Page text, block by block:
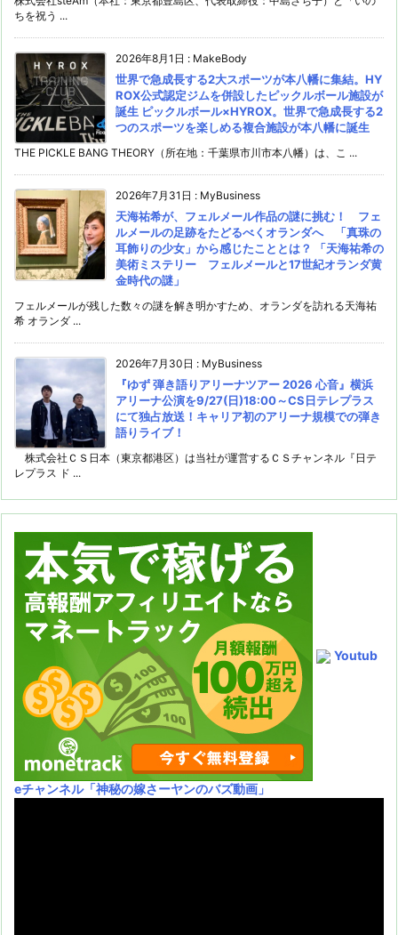
ちを祝う ...
2026年8月1日 : MakeBody
世界で急成長する2大スポーツが本八幡に集結。HY
ROX公式認定ジムを併設したピックルボール施設が
誕生 ピックルボール×HYROX。世界で急成長する2
つのスポーツを楽しめる複合施設が本八幡に誕生
THE PICKLE BANG THEORY（所在地：千葉県市川市本八幡）は、こ ...
2026年7月31日 : MyBusiness
天海祐希が、フェルメール作品の謎に挑む！ フェ
ルメールの足跡をたどるべくオランダへ 「真珠の
耳飾りの少女」から感じたこととは？ 「天海祐希の
美術ミステリー フェルメールと17世紀オランダ黄
金時代の謎」
フェルメールが残した数々の謎を解き明かすため、オランダを訪れる天海祐
希 オランダ ...
2026年7月30日 : MyBusiness
『ゆず 弾き語りアリーナツアー 2026 心音』横浜
アリーナ公演を9/27(日)18:00～CS日テレプラス
にて独占放送！キャリア初のアリーナ規模での弾き
語りライブ！
株式会社ＣＳ日本（東京都港区）は当社が運営するＣＳチャンネル『日テ
レプラス ド ...
Youtub
eチャンネル「神秘の嫁さーヤンのバズ動画」